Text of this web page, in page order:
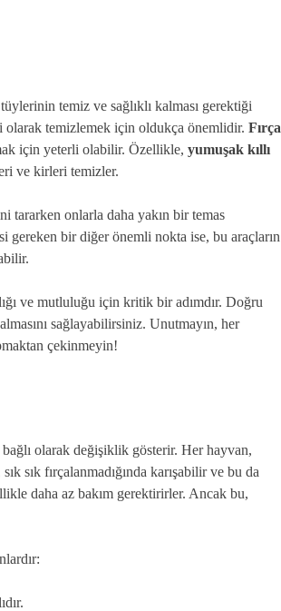
temiz ve sağlıklı kalması gerektiği
temizlemek için oldukça önemlidir. Fırça
için yeterli olabilir. Özellikle, yumuşak kıllı
ve kirleri temizler.
tararken onlarla daha yakın bir temas
gereken bir diğer önemli nokta ise, bu araçların
ve mutluluğu için kritik bir adımdır. Doğru
sağlayabilirsiniz. Unutmayın, her
çekinmeyin!
olarak değişiklik gösterir. Her hayvan,
sık fırçalanmadığında karışabilir ve bu da
daha az bakım gerektirirler. Ancak bu,